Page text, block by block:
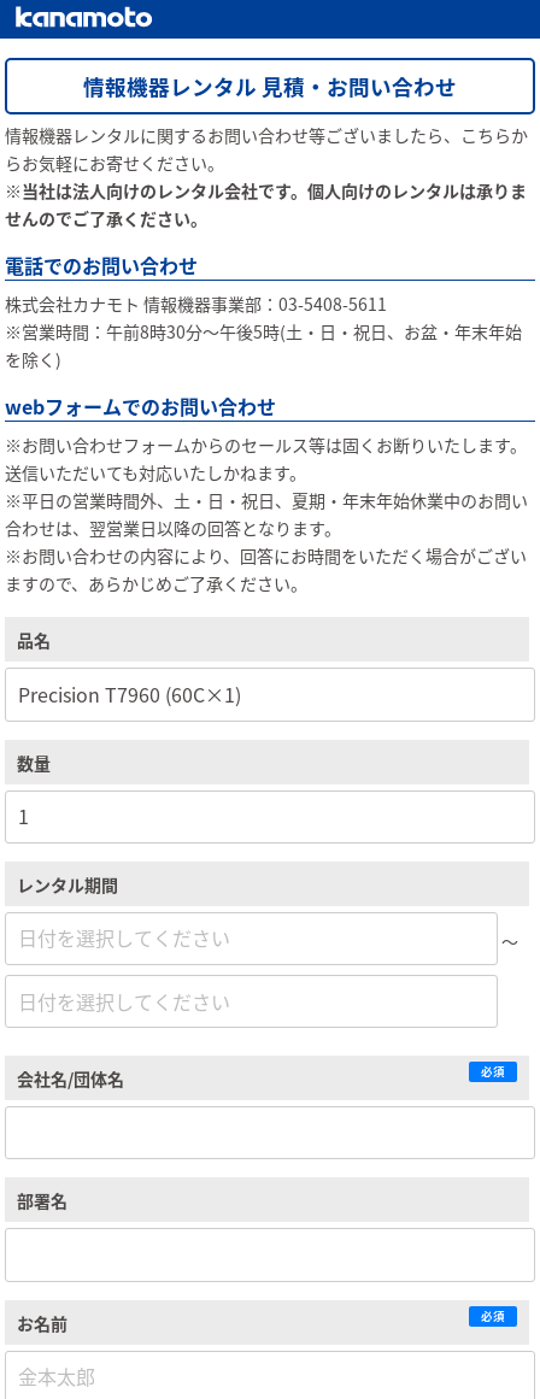
情報機器レンタル 見積・お問い合わせ
情報機器レンタルに関するお問い合わせ等ございましたら、こちらか
らお気軽にお寄せください。
※当社は法人向けのレンタル会社です。個人向けのレンタルは承りま
せんのでご了承ください。
電話でのお問い合わせ
株式会社カナモト 情報機器事業部：03-5408-5611
※営業時間：午前8時30分〜午後5時(土・日・祝日、お盆・年末年始
を除く)
webフォームでのお問い合わせ
※お問い合わせフォームからのセールス等は固くお断りいたします。
送信いただいても対応いたしかねます。
※平日の営業時間外、土・日・祝日、夏期・年末年始休業中のお問い
合わせは、翌営業日以降の回答となります。
※お問い合わせの内容により、回答にお時間をいただく場合がござい
ますので、あらかじめご了承ください。
品名
数量
レンタル期間
～
会社名/団体名 必須
部署名
お名前 必須